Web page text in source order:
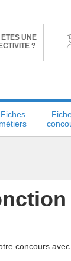
UNE
?
Fiches
métiers
concours